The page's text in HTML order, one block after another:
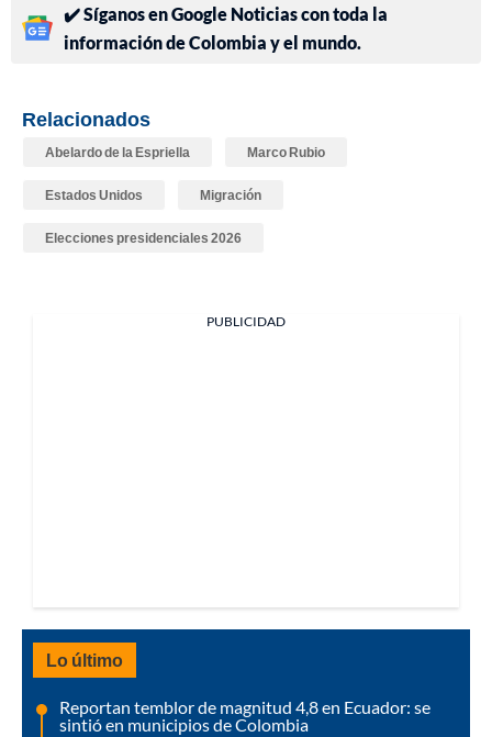
✔️ Síganos en Google Noticias con toda la
información de Colombia y el mundo.
Relacionados
Abelardo de la Espriella Marco Rubio
Estados Unidos Migración
Elecciones presidenciales 2026
PUBLICIDAD
Lo último
Reportan temblor de magnitud 4,8 en Ecuador: se
sintió en municipios de Colombia